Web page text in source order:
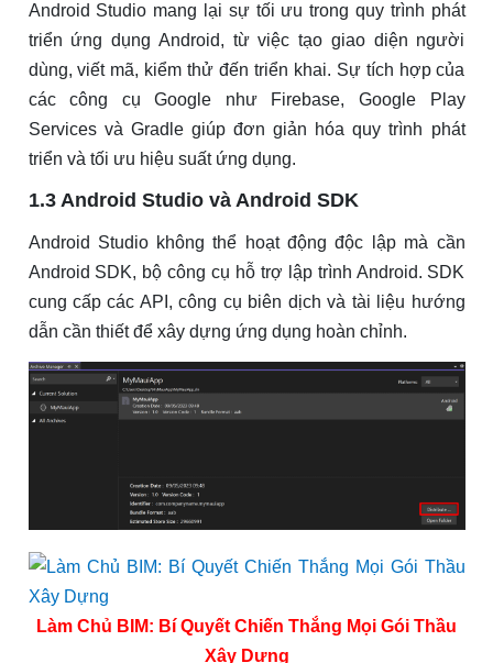
Android Studio mang lại sự tối ưu trong quy trình phát
triển ứng dụng Android, từ việc tạo giao diện người
dùng, viết mã, kiểm thử đến triển khai. Sự tích hợp của
các công cụ Google như Firebase, Google Play
Services và Gradle giúp đơn giản hóa quy trình phát
triển và tối ưu hiệu suất ứng dụng.
1.3 Android Studio và Android SDK
Android Studio không thể hoạt động độc lập mà cần
Android SDK, bộ công cụ hỗ trợ lập trình Android. SDK
cung cấp các API, công cụ biên dịch và tài liệu hướng
dẫn cần thiết để xây dựng ứng dụng hoàn chỉnh.
Làm Chủ BIM: Bí Quyết Chiến Thắng Mọi Gói Thầu
Xây Dựng